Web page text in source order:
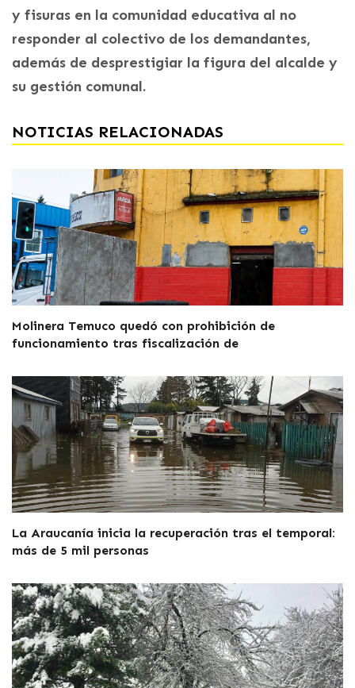
y fisuras en la comunidad educativa al no
responder al colectivo de los demandantes,
además de desprestigiar la figura del alcalde y
su gestión comunal.
NOTICIAS RELACIONADAS
Molinera Temuco quedó con prohibición de
funcionamiento tras fiscalización de
La Araucanía inicia la recuperación tras el temporal:
más de 5 mil personas